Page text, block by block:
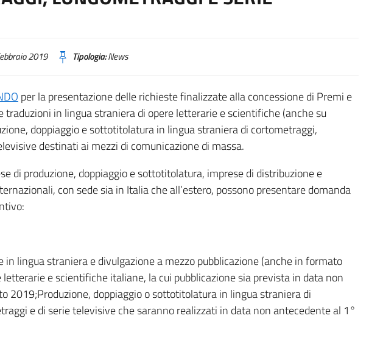
2019 Tipologia:News
per la presentazione delle richieste finalizzate alla concessione di Premi e
traduzioni in lingua straniera di opere letterarie e scientifiche (anche su
doppiaggio e sottotitolatura in lingua straniera di cortometraggi,
destinati ai mezzi di comunicazione di massa.
di produzione, doppiaggio e sottotitolatura, imprese di distribuzione e
con sede sia in Italia che all’estero, possono presentare domanda
in lingua straniera e divulgazione a mezzo pubblicazione (anche in formato
e scientifiche italiane, la cui pubblicazione sia prevista in data non
2019;Produzione, doppiaggio o sottotitolatura in lingua straniera di
e di serie televisive che saranno realizzati in data non antecedente al 1°